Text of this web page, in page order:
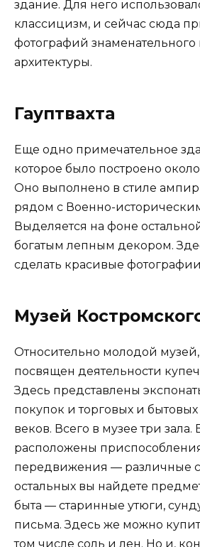
здание. Для него
классицизм, и сейчас сюда
фотографий знаменательного
архитектуры.
Гауптвахта
Еще одно примечательное
которое было построено около
Оно выполнено в стиле
рядом с Военно-
Выделяется на фоне
богатым лепным декором.
сделать красивые
Музей
Относительно молодой
посвящен деятельности
Здесь представлены
покупок и торговых и
веков. Всего в музее три
расположены
передвижения — различные
остальных вы найдете
быта — старинные утюги,
письма. Здесь же можно
том числе соль и лен. Но и,